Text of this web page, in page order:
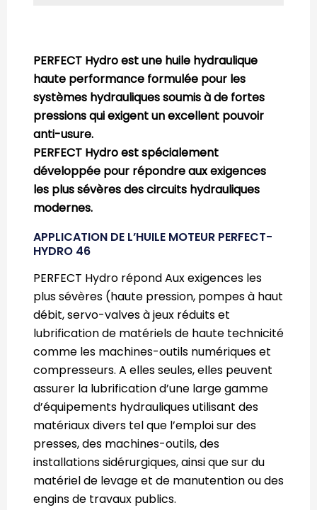
PERFECT Hydro est une huile hydraulique
haute performance formulée pour les
systèmes hydrauliques soumis à de fortes
pressions qui exigent un excellent pouvoir
anti-usure.
PERFECT Hydro est spécialement
développée pour répondre aux exigences
les plus sévères des circuits hydrauliques
modernes.
APPLICATION DE L’HUILE MOTEUR PERFECT-
HYDRO 46
PERFECT Hydro répond Aux exigences les
plus sévères (haute pression, pompes à haut
débit, servo-valves à jeux réduits et
lubrification de matériels de haute technicité
comme les machines-outils numériques et
compresseurs. A elles seules, elles peuvent
assurer la lubrification d’une large gamme
d’équipements hydrauliques utilisant des
matériaux divers tel que l’emploi sur des
presses, des machines-outils, des
installations sidérurgiques, ainsi que sur du
matériel de levage et de manutention ou des
engins de travaux publics.